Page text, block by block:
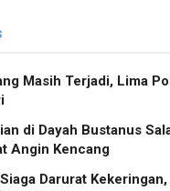
Masih Terjadi, Lima
di Dayah Bustanus
Angin Kencang
Darurat